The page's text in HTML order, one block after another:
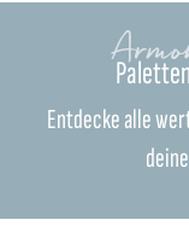
Entdecke alle